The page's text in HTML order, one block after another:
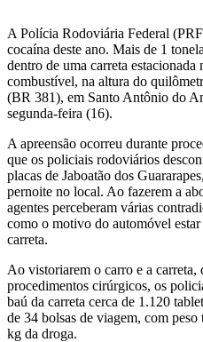
A Polícia Rodoviária Federal
cocaína deste ano. Mais de 1
dentro de uma carreta
combustível, na altura do
(BR 381), em Santo Antônio do
segunda-feira (16).
A apreensão ocorreu durante
que os policiais rodoviários
placas de Jaboatão dos
pernoite no local. Ao fazerem a
agentes perceberam várias
como o motivo do automóvel
carreta.
Ao vistoriarem o carro e a carreta,
procedimentos cirúrgicos, os
baú da carreta cerca de 1.120
de 34 bolsas de viagem, com
kg da droga.